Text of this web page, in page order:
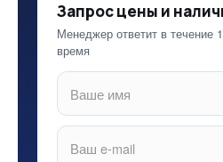
Запрос цены и
Менеджер ответит в течение
время